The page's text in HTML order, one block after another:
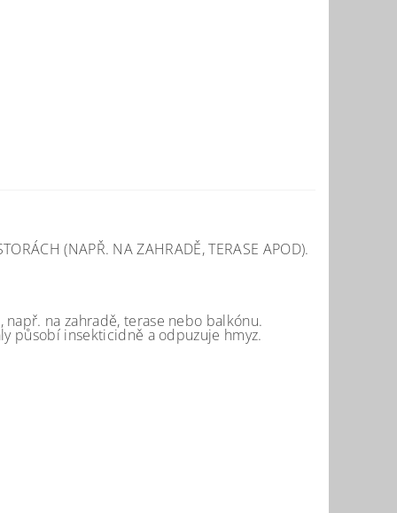
(NAPŘ. NA ZAHRADĚ, TERASE APOD).
na zahradě, terase nebo balkónu.
působí insekticidně a odpuzuje hmyz.